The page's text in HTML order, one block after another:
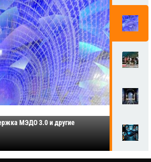
МЭДО 3.0 и другие